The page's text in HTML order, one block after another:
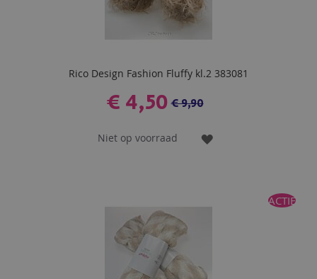
Rico Design Fashion Fluffy kl.2 383081
€ 4,50€ 9,90
Niet op voorraad
VOEG
VERLANGLIJST
ACTIE